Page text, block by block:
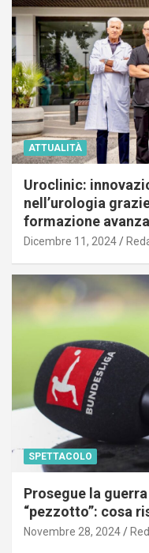
ATTUALITÀ
Uroclinic:
nell’urologia
formazione
Dicembre 11, 2024
SPETTACOLO
Prosegue la
“pezzotto”: cosa
Novembre 28, 2024